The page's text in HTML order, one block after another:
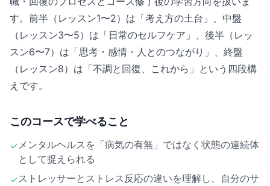
す。前半（レッスン1〜2）は「考え方の土台」、中盤
（レッスン3〜5）は「日常のセルフケア」、後半（レッ
スン6〜7）は「思考・感情・人とのつながり」、終盤
（レッスン8）は「不調と回復、これから」という四段構
えです。
このコースで学べること
✓メンタルヘルスを「病気の有無」ではなく状態の連続体
として捉えられる
✓ストレッサーとストレス反応の違いを理解し、自分のサ